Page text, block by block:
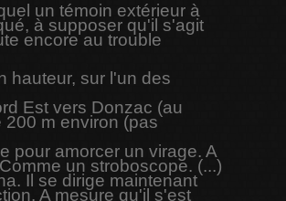
un témoin extérieur à
à supposer qu'il s'agit
encore au trouble
hauteur, sur l'un des
Est vers Donzac (au
m environ (pas
pour amorcer un virage. A
un stroboscope. (...)
Il se dirige maintenant
A mesure qu'il s'est